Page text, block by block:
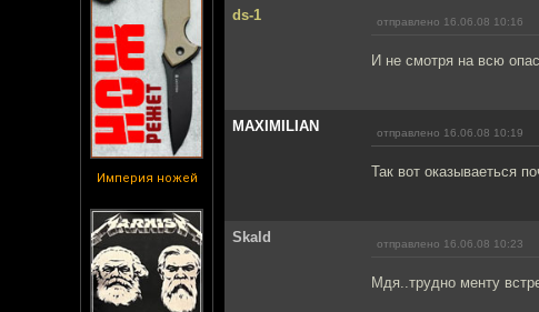
Империя ножей
ds-1 отправлено 16.06.08 10:16
И не смотря на всю
MAXIMILIAN отправлено 16.06.08 10:19
Так вот оказываеться
Skald отправлено 16.06.08 10:23
Мдя..трудно менту